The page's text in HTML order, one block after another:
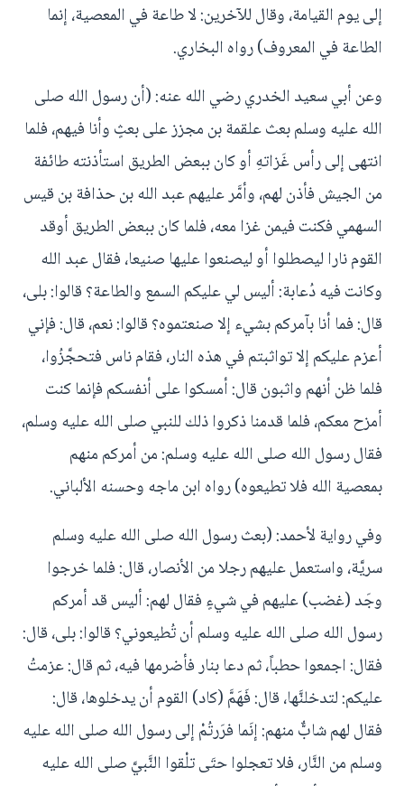
إلى يوم القيامة، وقال للآخرين: لا طاعة في المعصية، إنما
الطاعة في المعروف) رواه البخاري.
وعن أبي سعيد الخدري رضي الله عنه: (أن رسول الله صلى
الله عليه وسلم بعث علقمة بن مجزز على بعثٍ وأنا فيهم، فلما
انتهى إلى رأس غَزاتهِ أو كان ببعض الطريق استأذنته طائفة
من الجيش فأذن لهم، وأمَّر عليهم عبد الله بن حذافة بن قيس
السهمي فكنت فيمن غزا معه، فلما كان ببعض الطريق أوقد
القوم نارا ليصطلوا أو ليصنعوا عليها صنيعا، فقال عبد الله
وكانت فيه دُعابة: أليس لي عليكم السمع والطاعة؟ قالوا: بلى،
قال: فما أنا بآمركم بشيء إلا صنعتموه؟ قالوا: نعم، قال: فإني
أعزم عليكم إلا تواثبتم في هذه النار، فقام ناس فتحجَّزُوا،
فلما ظن أنهم واثبون قال: أمسكوا على أنفسكم فإنما كنت
أمزح معكم، فلما قدمنا ذكروا ذلك للنبي صلى الله عليه وسلم،
فقال رسول الله صلى الله عليه وسلم: من أمركم منهم
بمعصية الله فلا تطيعوه) رواه ابن ماجه وحسنه الألباني.
وفي رواية لأحمد: (بعث رسول الله صلى الله عليه وسلم
سريَّة، واستعمل عليهم رجلا من الأنصار، قال: فلما خرجوا
وجَد (غضب) عليهم في شيءٍ فقال لهم: أليس قد أمركم
رسول الله صلى الله عليه وسلم أن تُطيعوني؟ قالوا: بلى، قال:
فقال: اجمعوا حطباً، ثم دعا بنار فأضرمها فيه، ثم قال: عزمتُ
عليكم: لتدخلنَّها، قال: فَهَمَّ (كاد) القوم أن يدخلوها، قال:
فقال لهم شابٌّ منهم: إنَما فرَرتُمْ إلى رسول الله صلى الله عليه
وسلم من النَّار، فلا تعجلوا حتَى تلْقوا النَّبيَّ صلى الله عليه